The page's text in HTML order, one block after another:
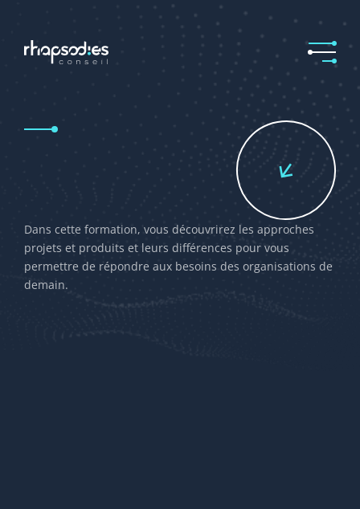
Dans cette formation, vous découvrirez les approches
projets et produits et leurs différences pour vous
permettre de répondre aux besoins des organisations de
demain.